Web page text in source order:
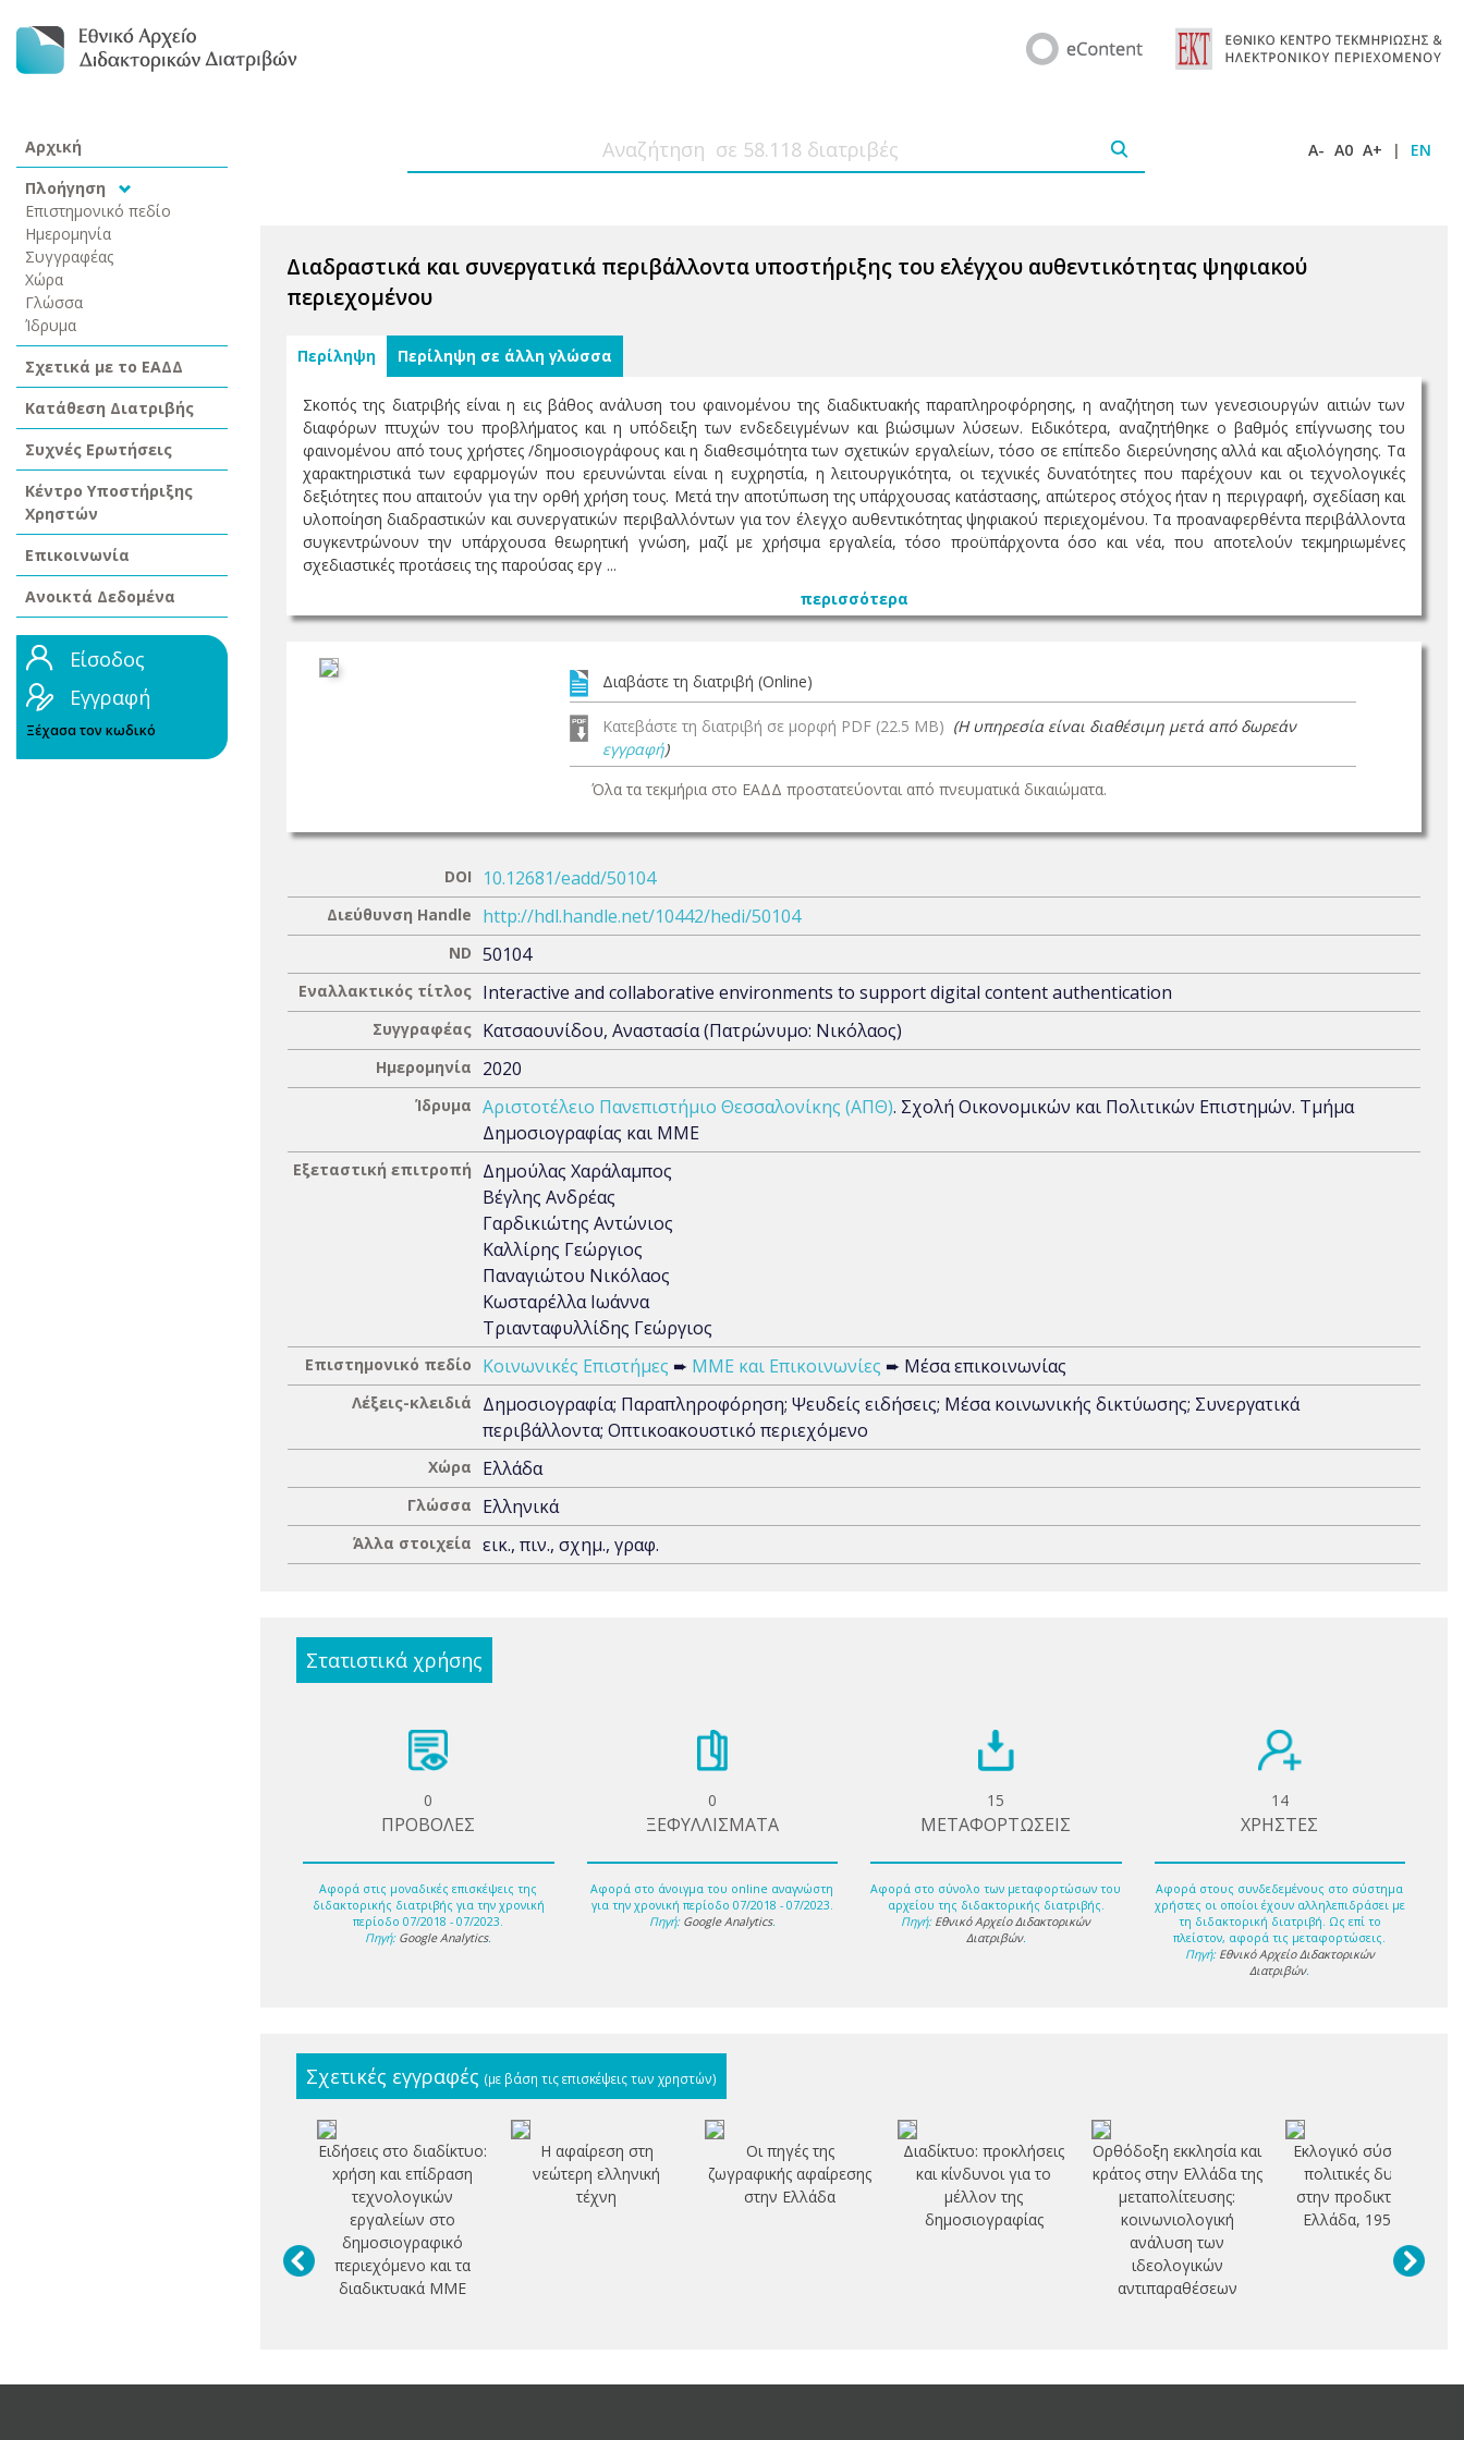
Αρχική
Πλοήγηση
Επιστημονικό πεδίο
Ημερομηνία
Συγγραφέας
Χώρα
Γλώσσα
Ίδρυμα
Σχετικά με το ΕΑΔΔ
Κατάθεση Διατριβής
Συχνές Ερωτήσεις
Κέντρο Υποστήριξης
Χρηστών
Επικοινωνία
Ανοικτά Δεδομένα
Είσοδος
Εγγραφή
Ξέχασα τον κωδικό
A- A0 A+ | EN
Διαδραστικά και συνεργατικά περιβάλλοντα υποστήριξης του ελέγχου αυθεντικότητας ψηφιακού
περιεχομένου
Περίληψη Περίληψη σε άλλη γλώσσα
Σκοπός της διατριβής είναι η εις βάθος ανάλυση του φαινομένου της διαδικτυακής παραπληροφόρησης, η αναζήτηση των γενεσιουργών αιτιών των
διαφόρων πτυχών του προβλήματος και η υπόδειξη των ενδεδειγμένων και βιώσιμων λύσεων. Ειδικότερα, αναζητήθηκε ο βαθμός επίγνωσης του
φαινομένου από τους χρήστες /δημοσιογράφους και η διαθεσιμότητα των σχετικών εργαλείων, τόσο σε επίπεδο διερεύνησης αλλά και αξιολόγησης. Τα
χαρακτηριστικά των εφαρμογών που ερευνώνται είναι η ευχρηστία, η λειτουργικότητα, οι τεχνικές δυνατότητες που παρέχουν και οι τεχνολογικές
δεξιότητες που απαιτούν για την ορθή χρήση τους. Μετά την αποτύπωση της υπάρχουσας κατάστασης, απώτερος στόχος ήταν η περιγραφή, σχεδίαση και
υλοποίηση διαδραστικών και συνεργατικών περιβαλλόντων για τον έλεγχο αυθεντικότητας ψηφιακού περιεχομένου. Τα προαναφερθέντα περιβάλλοντα
συγκεντρώνουν την υπάρχουσα θεωρητική γνώση, μαζί με χρήσιμα εργαλεία, τόσο προϋπάρχοντα όσο και νέα, που αποτελούν τεκμηριωμένες
σχεδιαστικές προτάσεις της παρούσας εργ ...
περισσότερα
Διαβάστε τη διατριβή (Online)
Κατεβάστε τη διατριβή σε μορφή PDF (22.5 MB) (Η υπηρεσία είναι διαθέσιμη μετά από δωρεάν
εγγραφή)
Όλα τα τεκμήρια στο ΕΑΔΔ προστατεύονται από πνευματικά δικαιώματα.
DOI 10.12681/eadd/50104
Διεύθυνση Handle http://hdl.handle.net/10442/hedi/50104
ND 50104
Εναλλακτικός τίτλος Interactive and collaborative environments to support digital content authentication
Συγγραφέας Κατσαουνίδου, Αναστασία (Πατρώνυμο: Νικόλαος)
Ημερομηνία 2020
Ίδρυμα Αριστοτέλειο Πανεπιστήμιο Θεσσαλονίκης (ΑΠΘ). Σχολή Οικονομικών και Πολιτικών Επιστημών. Τμήμα
Δημοσιογραφίας και ΜΜΕ
Εξεταστική επιτροπή
Δημούλας Χαράλαμπος
Βέγλης Ανδρέας
Γαρδικιώτης Αντώνιος
Καλλίρης Γεώργιος
Παναγιώτου Νικόλαος
Κωσταρέλλα Ιωάννα
Τριανταφυλλίδης Γεώργιος
Επιστημονικό πεδίο Κοινωνικές Επιστήμες ➨ ΜΜΕ και Επικοινωνίες ➨ Μέσα επικοινωνίας
Λέξεις-κλειδιά
Δημοσιογραφία; Παραπληροφόρηση; Ψευδείς ειδήσεις; Μέσα κοινωνικής δικτύωσης; Συνεργατικά
περιβάλλοντα; Οπτικοακουστικό περιεχόμενο
Χώρα Ελλάδα
Γλώσσα Ελληνικά
Άλλα στοιχεία εικ., πιν., σχημ., γραφ.
Στατιστικά χρήσης
0
ΠΡΟΒΟΛΕΣ
Αφορά στις μοναδικές επισκέψεις της
διδακτορικής διατριβής για την χρονική
περίοδο 07/2018 - 07/2023.
Πηγή: Google Analytics.
0
ΞΕΦΥΛΛΙΣΜΑΤΑ
Αφορά στο άνοιγμα του online αναγνώστη
για την χρονική περίοδο 07/2018 - 07/2023.
Πηγή: Google Analytics.
15
ΜΕΤΑΦΟΡΤΩΣΕΙΣ
Αφορά στο σύνολο των μεταφορτώσων του
αρχείου της διδακτορικής διατριβής.
Πηγή: Εθνικό Αρχείο Διδακτορικών
Διατριβών.
14
ΧΡΗΣΤΕΣ
Αφορά στους συνδεδεμένους στο σύστημα
χρήστες οι οποίοι έχουν αλληλεπιδράσει με
τη διδακτορική διατριβή. Ως επί το
πλείστον, αφορά τις μεταφορτώσεις.
Πηγή: Εθνικό Αρχείο Διδακτορικών
Διατριβών.
Σχετικές εγγραφές (με βάση τις επισκέψεις των χρηστών)
Ειδήσεις στο διαδίκτυο:
xρήση και επίδραση
τεχνολογικών
εργαλείων στο
δημοσιογραφικό
περιεχόμενο και τα
διαδικτυακά ΜΜΕ
Η αφαίρεση στη
νεώτερη ελληνική
τέχνη
Οι πηγές της
ζωγραφικής αφαίρεσης
στην Ελλάδα
Διαδίκτυο: προκλήσεις
και κίνδυνοι για το
μέλλον της
δημοσιογραφίας
Ορθόδοξη εκκλησία και
κράτος στην Ελλάδα της
μεταπολίτευσης:
κοινωνιολογική
ανάλυση των
ιδεολογικών
αντιπαραθέσεων
Εκλογικό σύστημα και
πολιτικές δυνάμεις
στην προδικτατορική
Ελλάδα, 1952-1967